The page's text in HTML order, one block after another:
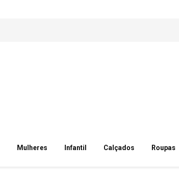
Mulheres Infantil Calçados Roupas